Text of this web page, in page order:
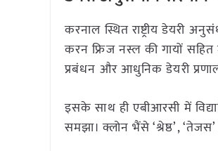
करनाल स्थित राष्ट्रीय डेयरी
करन फ्रिज नस्ल की गायों सहित
प्रबंधन और आधुनिक डेयरी
इसके साथ ही एबीआरसी में
समझा। क्लोन भैंसे ‘श्रेष्ठ’,